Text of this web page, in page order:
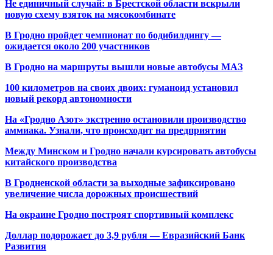
Не единичный случай: в Брестской области вскрыли
новую схему взяток на мясокомбинате
В Гродно пройдет чемпионат по бодибилдингу —
ожидается около 200 участников
В Гродно на маршруты вышли новые автобусы МАЗ
100 километров на своих двоих: гуманоид установил
новый рекорд автономности
На «Гродно Азот» экстренно остановили производство
аммиака. Узнали, что происходит на предприятии
Между Минском и Гродно начали курсировать автобусы
китайского производства
В Гродненской области за выходные зафиксировано
увеличение числа дорожных происшествий
На окраине Гродно построят спортивный комплекс
Доллар подорожает до 3,9 рубля — Евразийский Банк
Развития